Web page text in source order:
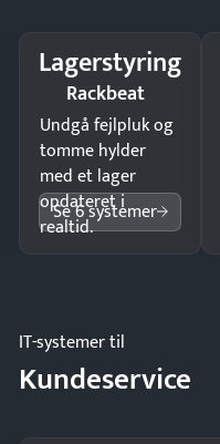
Lagerstyring
Rackbeat
Undgå fejlpluk og
tomme hylder
med et lager
opdateret i
realtid.
Se 6 systemer
IT-systemer til
Kundeservice